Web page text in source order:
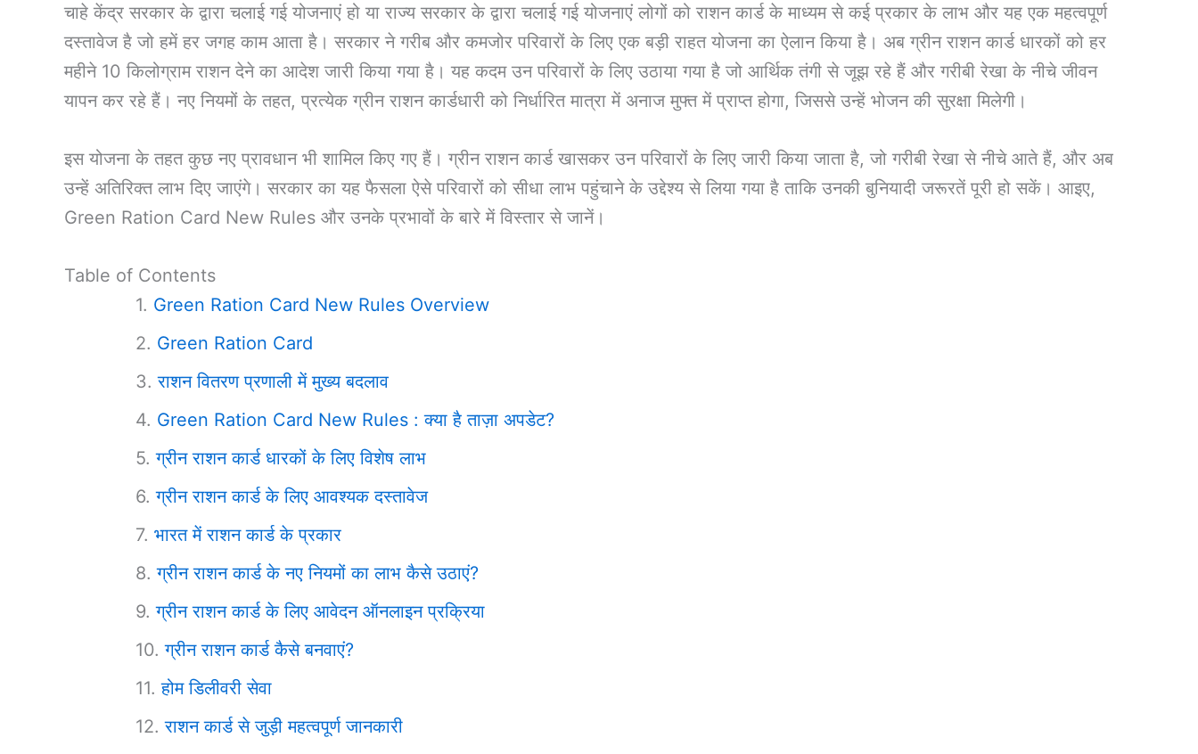
चाहे केंद्र सरकार के द्वारा चलाई गई योजनाएं हो या राज्य सरकार के द्वारा चलाई गई योजनाएं लोगों को राशन कार्ड के माध्यम से कई प्रकार के लाभ और यह एक महत्वपूर्ण
दस्तावेज है जो हमें हर जगह काम आता है। सरकार ने गरीब और कमजोर परिवारों के लिए एक बड़ी राहत योजना का ऐलान किया है। अब ग्रीन राशन कार्ड धारकों को हर
महीने 10 किलोग्राम राशन देने का आदेश जारी किया गया है। यह कदम उन परिवारों के लिए उठाया गया है जो आर्थिक तंगी से जूझ रहे हैं और गरीबी रेखा के नीचे जीवन
यापन कर रहे हैं। नए नियमों के तहत, प्रत्येक ग्रीन राशन कार्डधारी को निर्धारित मात्रा में अनाज मुफ्त में प्राप्त होगा, जिससे उन्हें भोजन की सुरक्षा मिलेगी।
इस योजना के तहत कुछ नए प्रावधान भी शामिल किए गए हैं। ग्रीन राशन कार्ड खासकर उन परिवारों के लिए जारी किया जाता है, जो गरीबी रेखा से नीचे आते हैं, और अब
उन्हें अतिरिक्त लाभ दिए जाएंगे। सरकार का यह फैसला ऐसे परिवारों को सीधा लाभ पहुंचाने के उद्देश्य से लिया गया है ताकि उनकी बुनियादी जरूरतें पूरी हो सकें। आइए,
Green Ration Card New Rules और उनके प्रभावों के बारे में विस्तार से जानें।
Table of Contents
Green Ration Card New Rules Overview
Green Ration Card
राशन वितरण प्रणाली में मुख्य बदलाव
Green Ration Card New Rules : क्या है ताज़ा अपडेट?
ग्रीन राशन कार्ड धारकों के लिए विशेष लाभ
ग्रीन राशन कार्ड के लिए आवश्यक दस्तावेज
भारत में राशन कार्ड के प्रकार
ग्रीन राशन कार्ड के नए नियमों का लाभ कैसे उठाएं?
ग्रीन राशन कार्ड के लिए आवेदन ऑनलाइन प्रक्रिया
ग्रीन राशन कार्ड कैसे बनवाएं?
होम डिलीवरी सेवा
राशन कार्ड से जुड़ी महत्वपूर्ण जानकारी